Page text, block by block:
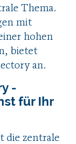
Thema.
mit
hohen
bietet
an.
-
für Ihr
die zentrale